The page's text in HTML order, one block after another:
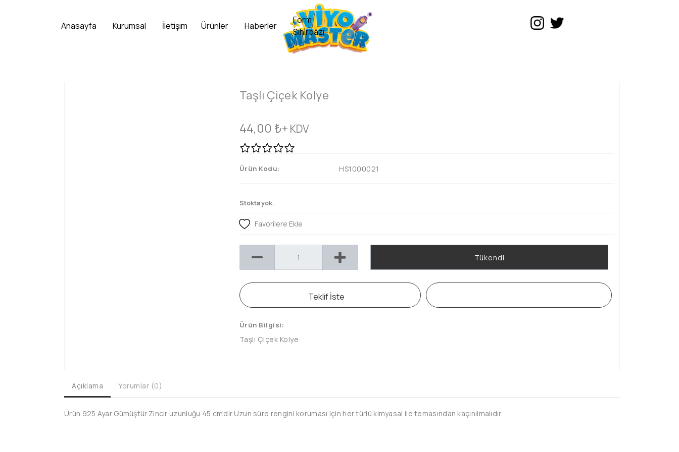
Taşlı Çiçek Kolye
44,00 ₺+ KDV
Ürün Kodu: HS1000021
Stokta yok.
Favorilere Ekle
Tükendi
Teklif İste
Ürün Bilgisi:
Taşlı Çiçek Kolye
Açıklama Yorumlar (0)
Ürün 925 Ayar Gümüştür.Zincir uzunluğu 45 cm'dir.Uzun süre rengini koruması için her türlü kimyasal ile temasından kaçınılmalıdır.
Anasayfa Kurumsal İletişim Ürünler Haberler
Form
Sihirbazı